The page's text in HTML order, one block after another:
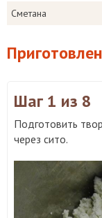
Сметана
Шаг 1 из 8
Подготовить
через сито.